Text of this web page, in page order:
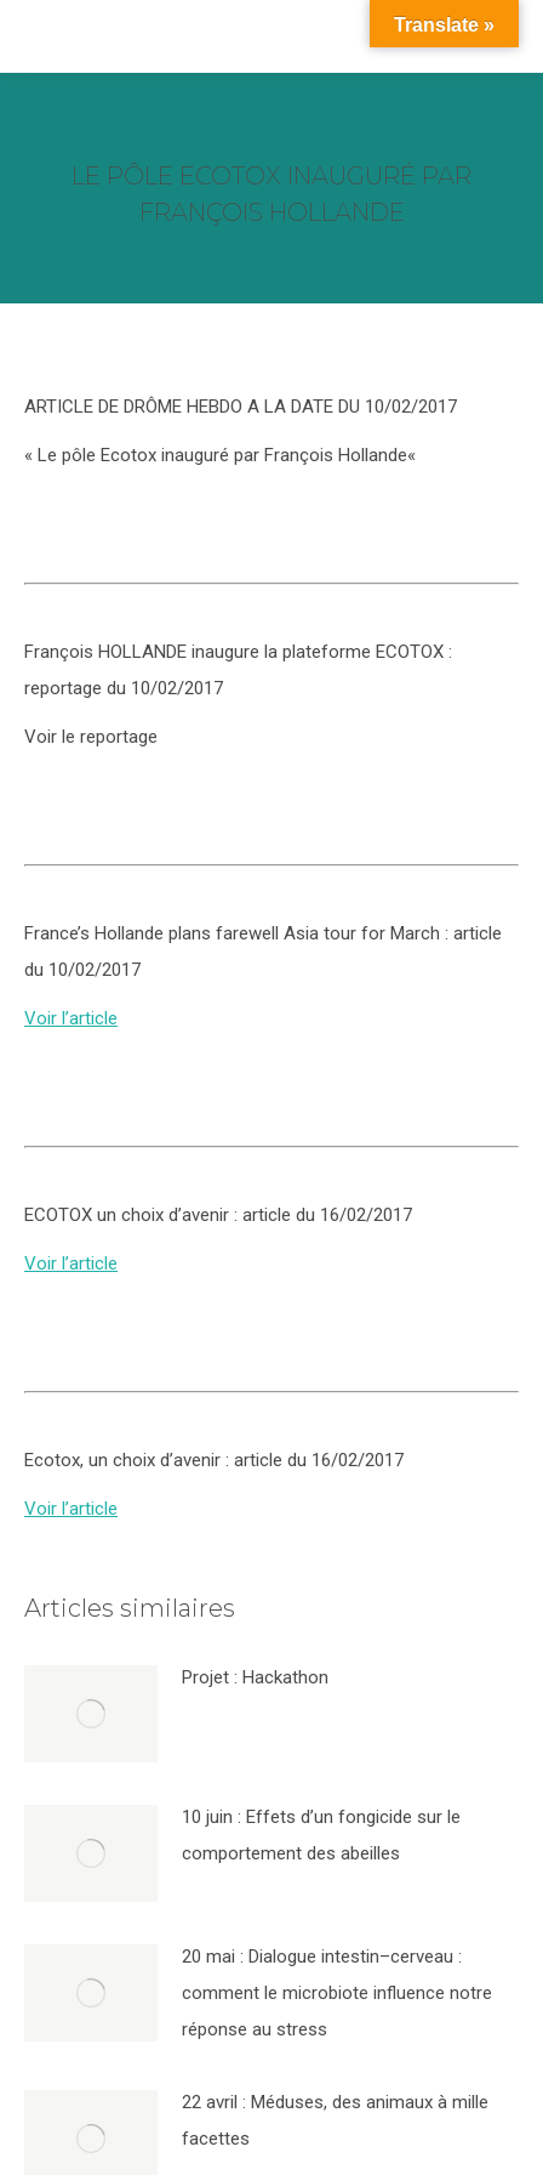
LE PÔLE ECOTOX INAUGURÉ PAR
FRANÇOIS HOLLANDE
ARTICLE DE DRÔME HEBDO A LA DATE DU 10/02/2017
« Le pôle Ecotox inauguré par François Hollande«
François HOLLANDE inaugure la plateforme ECOTOX :
reportage du 10/02/2017
Voir le reportage
France’s Hollande plans farewell Asia tour for March : article
du 10/02/2017
Voir l’article
ECOTOX un choix d’avenir : article du 16/02/2017
Voir l’article
Ecotox, un choix d’avenir : article du 16/02/2017
Voir l’article
Articles similaires
Projet : Hackathon
10 juin : Effets d’un fongicide sur le
comportement des abeilles
20 mai : Dialogue intestin–cerveau :
comment le microbiote influence notre
réponse au stress
22 avril : Méduses, des animaux à mille
facettes
Translate »